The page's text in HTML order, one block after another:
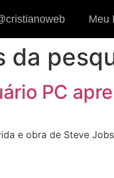
Meu
da
PC
e obra de Steve